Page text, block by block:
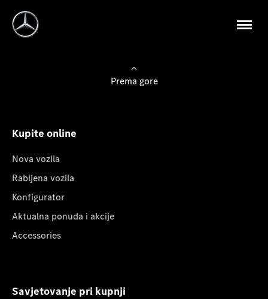
Prema gore
Kupite online
Nova vozila
Rabljena vozila
Konfigurator
Aktualna ponuda i akcije
Accessories
Savjetovanje pri kupnji